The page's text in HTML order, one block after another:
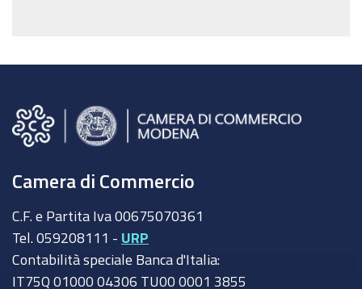
Camera di Commercio
C.F. e Partita Iva 00675070361
Tel. 059208111 - URP
Contabilità speciale Banca d'Italia:
IT75Q 01000 04306 TU00 0001 3855